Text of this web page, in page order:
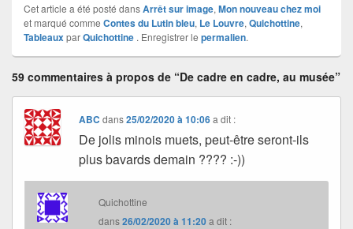
Cet article a été posté dansArrêt sur image, Mon nouveau chez moi
et marqué comme Contes du Lutin bleu, Le Louvre, Quichottine,
TableauxparQuichottine . Enregistrer le permalien.
59 commentaires à propos de “De cadre en cadre, au musée”
ABC dans25/02/2020 à 10:06 a dit :
De jolis minois muets, peut-être seront-ils
plus bavards demain ???? :-))
Quichottine
dans26/02/2020 à 11:20a dit :